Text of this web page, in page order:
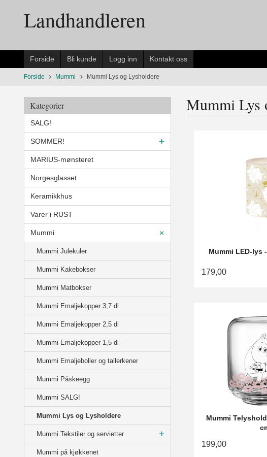
innholdetLandhandleren
Forside Bli kunde Logg inn Kontakt oss
Forside Mummi Mummi Lys og Lysholdere
Kategorier
SALG!
SOMMER!
MARIUS-mønsteret
Norgesglasset
Keramikkhus
Varer i RUST
Mummi
Mummi Julekuler
Mummi Kakebokser
Mummi Matbokser
Mummi Emaljekopper 3,7 dl
Mummi Emaljekopper 2,5 dl
Mummi Emaljekopper 1,5 dl
Mummi Emaljeboller og tallerkener
Mummi Påskeegg
Mummi SALG!
Mummi Lys og Lysholdere
Mummi Tekstiler og servietter
Mummi på kjøkkenet
Mummi Lys
Mummi LED-lys
179,00
Mummi
199,00